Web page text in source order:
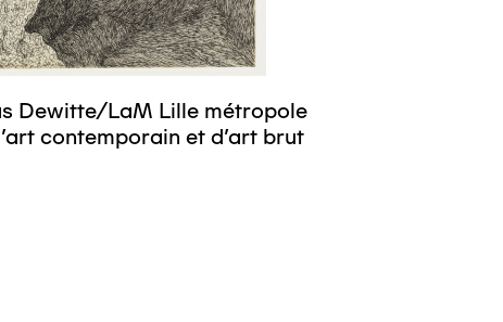
Dewitte/LaM Lille métropole
contemporain et d’art brut